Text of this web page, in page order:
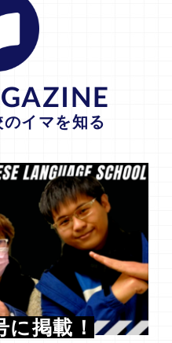
イマを知る
掲載！